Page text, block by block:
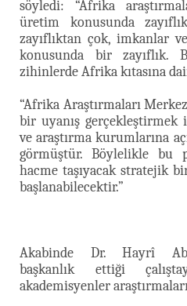
söyledi: “Afrika
üretim konusunda
zayıflıktan çok, imkanlar
konusunda bir zayıflık.
zihinlerde Afrika kıtasına
“Afrika Araştırmaları
bir uyanış
ve araştırma kurumlarına
görmüştür. Böylelikle bu
hacme taşıyacak stratejik
başlanabilecektir.”
Akabinde Dr. Hayrî
başkanlık ettiği
akademisyenler